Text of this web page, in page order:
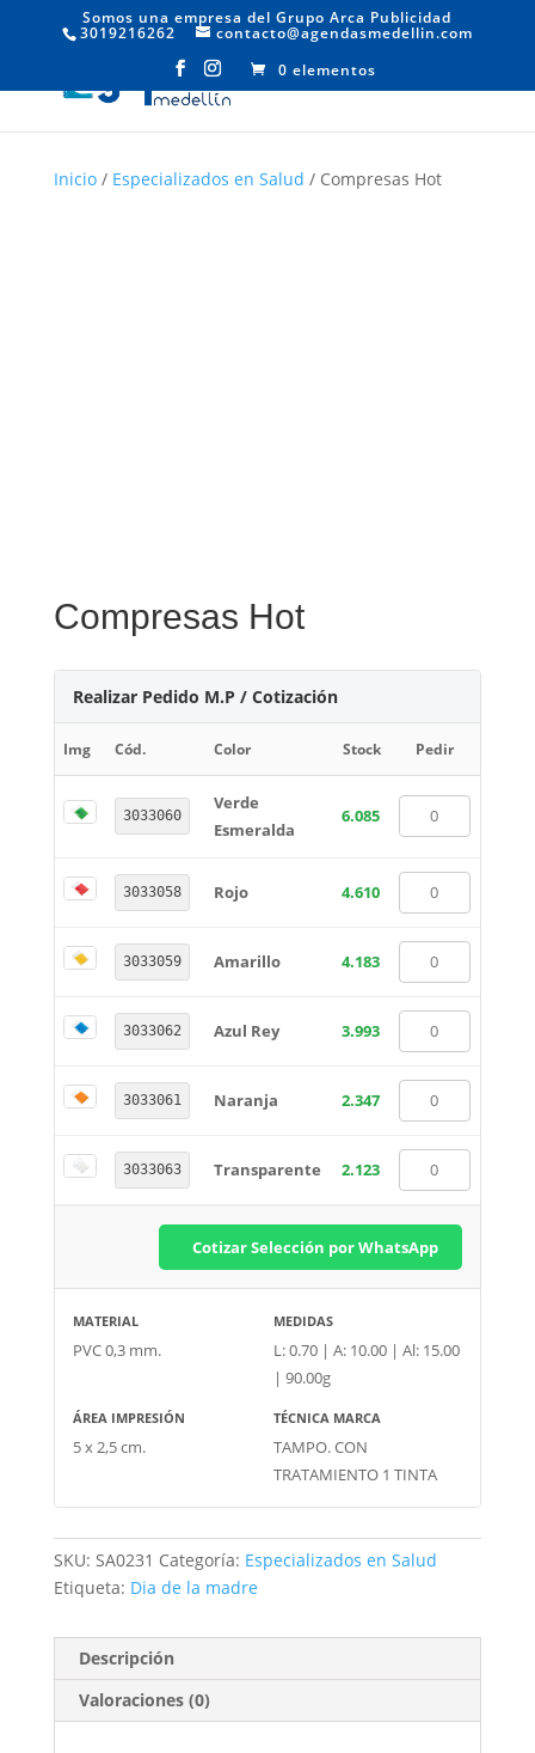
Somos una empresa del Grupo Arca Publicidad
3019216262
contacto@agendasmedellin.com
0 elementos
Inicio/ Especializados en Salud / Compresas Hot
Compresas Hot
Realizar Pedido M.P / Cotización
Img Cód. Color Stock Pedir
3033060
Verde
Esmeralda
6.085
3033058 Rojo 4.610
3033059 Amarillo 4.183
3033062 Azul Rey 3.993
3033061 Naranja 2.347
3033063 Transparente 2.123
Cotizar Selección por WhatsApp
MATERIAL
PVC 0,3 mm.
MEDIDAS
L: 0.70 | A: 10.00 | Al: 15.00
| 90.00g
ÁREA IMPRESIÓN
5 x 2,5 cm.
TÉCNICA MARCA
TAMPO. CON
TRATAMIENTO 1 TINTA
SKU: SA0231 Categoría: Especializados en Salud
Etiqueta: Dia de la madre
Descripción
Valoraciones (0)